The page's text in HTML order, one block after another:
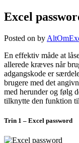
Excel
Posted on by
En effektiv måde at
allerede kræves når
adgangskode er
brugere med det
med herunder og følg
tilknytte den funktion
Trin 1 – Excel password